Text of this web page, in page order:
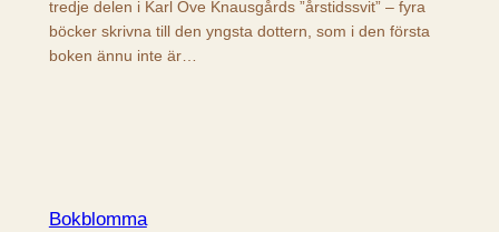
tredje delen i Karl Ove Knausgårds ”årstidssvit” – fyra
böcker skrivna till den yngsta dottern, som i den första
boken ännu inte är…
Bokblomma